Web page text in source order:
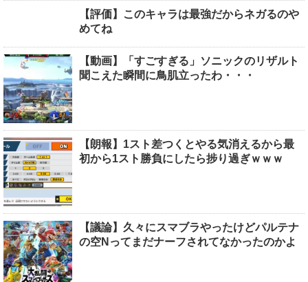
【評価】このキャラは最強だからネガるのや
めてね
【動画】「すごすぎる」ソニックのリザルト
聞こえた瞬間に鳥肌立ったわ・・・
【朗報】1スト差つくとやる気消えるから最
初から1スト勝負にしたら捗り過ぎｗｗｗ
【議論】久々にスマブラやったけどパルテナ
の空Nってまだナーフされてなかったのかよ